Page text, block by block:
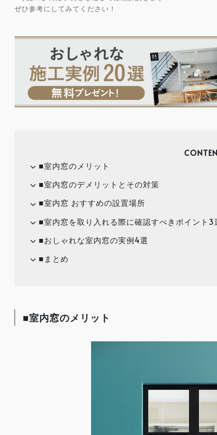
ぜひ参考にしてみてください！
■室内窓のメリット
■室内窓のデメリットとその対策
■室内窓 おすすめの設置場所
■室内窓を取り入れる際に確認すべきポイント3
■おしゃれな室内窓の実例4選
■まとめ
■室内窓のメリット